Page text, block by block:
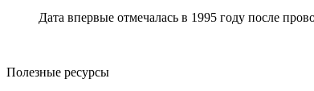
Дата впервые отмечалась в 1995 году после
Полезные ресурсы